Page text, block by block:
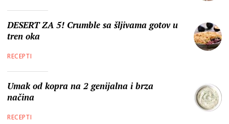
DESERT ZA 5! Crumble sa šljivama gotov u
tren oka
RECEPTI
Umak od kopra na 2 genijalna i brza
načina
RECEPTI